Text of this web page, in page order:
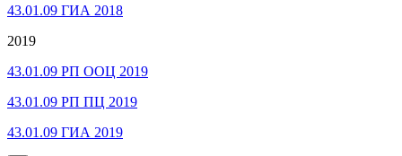
43.01.09 ГИА 2018
2019
43.01.09 РП ООЦ 2019
43.01.09 РП ПЦ 2019
43.01.09 ГИА 2019